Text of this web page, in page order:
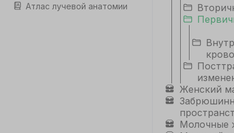
Атлас лучевой анатомии
Женский
Молочные